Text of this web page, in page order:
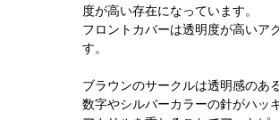
度が高い存在になっています。
フロントカバーは透明度が高いア
す。
ブラウンのサークルは透明感のあ
数字やシルバーカラーの針がハッ